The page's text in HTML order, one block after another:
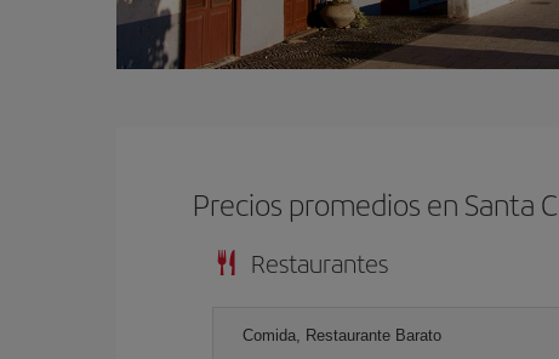
Precios promedios en Santa
Restaurantes
Comida, Restaurante Barato